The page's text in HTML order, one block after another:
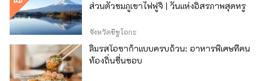
ส่วนตัวชมภูเขาไฟฟูจิ | วันแห่งอิสรภาพสุดหรู
จังหวัดชิซูโอกะ
ลิ้มรสโอซาก้าแบบครบถ้วน: อาหารพิเศษที่คน
ท้องถิ่นชื่นชอบ